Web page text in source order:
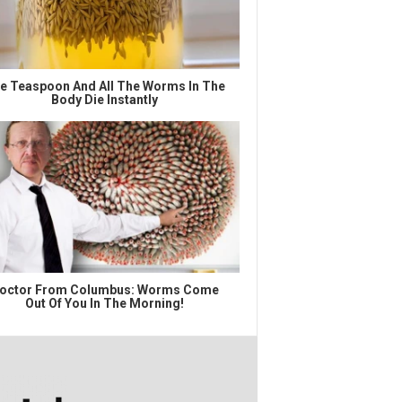
Teaspoon And All The Worms In The
Body Die Instantly
From Columbus: Worms Come
Out Of You In The Morning!